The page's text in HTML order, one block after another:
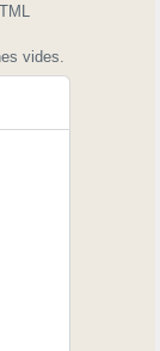
vides.